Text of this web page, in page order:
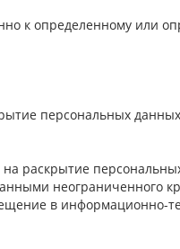
к определенному или
персональных
раскрытие
неограниченного
в информационно-